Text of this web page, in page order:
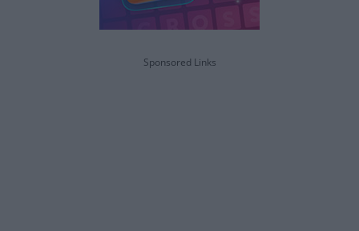
Sponsored Links